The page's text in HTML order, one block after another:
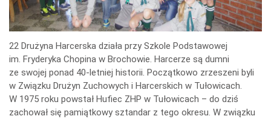
22 Drużyna Harcerska działa przy Szkole Podstawowej
im. Fryderyka Chopina w Brochowie. Harcerze są dumni
ze swojej ponad 40-letniej historii. Początkowo zrzeszeni byli
w Związku Drużyn Zuchowych i Harcerskich w Tułowicach.
W 1975 roku powstał Hufiec ZHP w Tułowicach – do dziś
zachował się pamiątkowy sztandar z tego okresu. W związku